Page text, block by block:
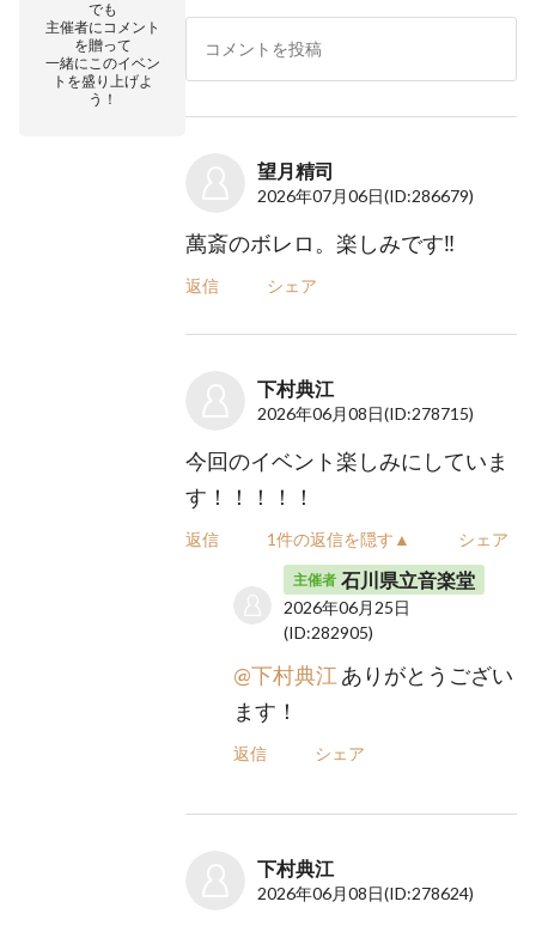
でも
主催者にコメント
を贈って
一緒にこのイベン
トを盛り上げよ
う！
望月精司
2026年07月06日(ID:286679)
萬斎のボレロ。楽しみです‼️
返信 シェア
下村典江
2026年06月08日(ID:278715)
今回のイベント楽しみにしていま
す！！！！！
返信 1件の返信を隠す▲ シェア
主催者 石川県立音楽堂
2026年06月25日
(ID:282905)
@下村典江 ありがとうござい
ます！
返信 シェア
下村典江
2026年06月08日(ID:278624)